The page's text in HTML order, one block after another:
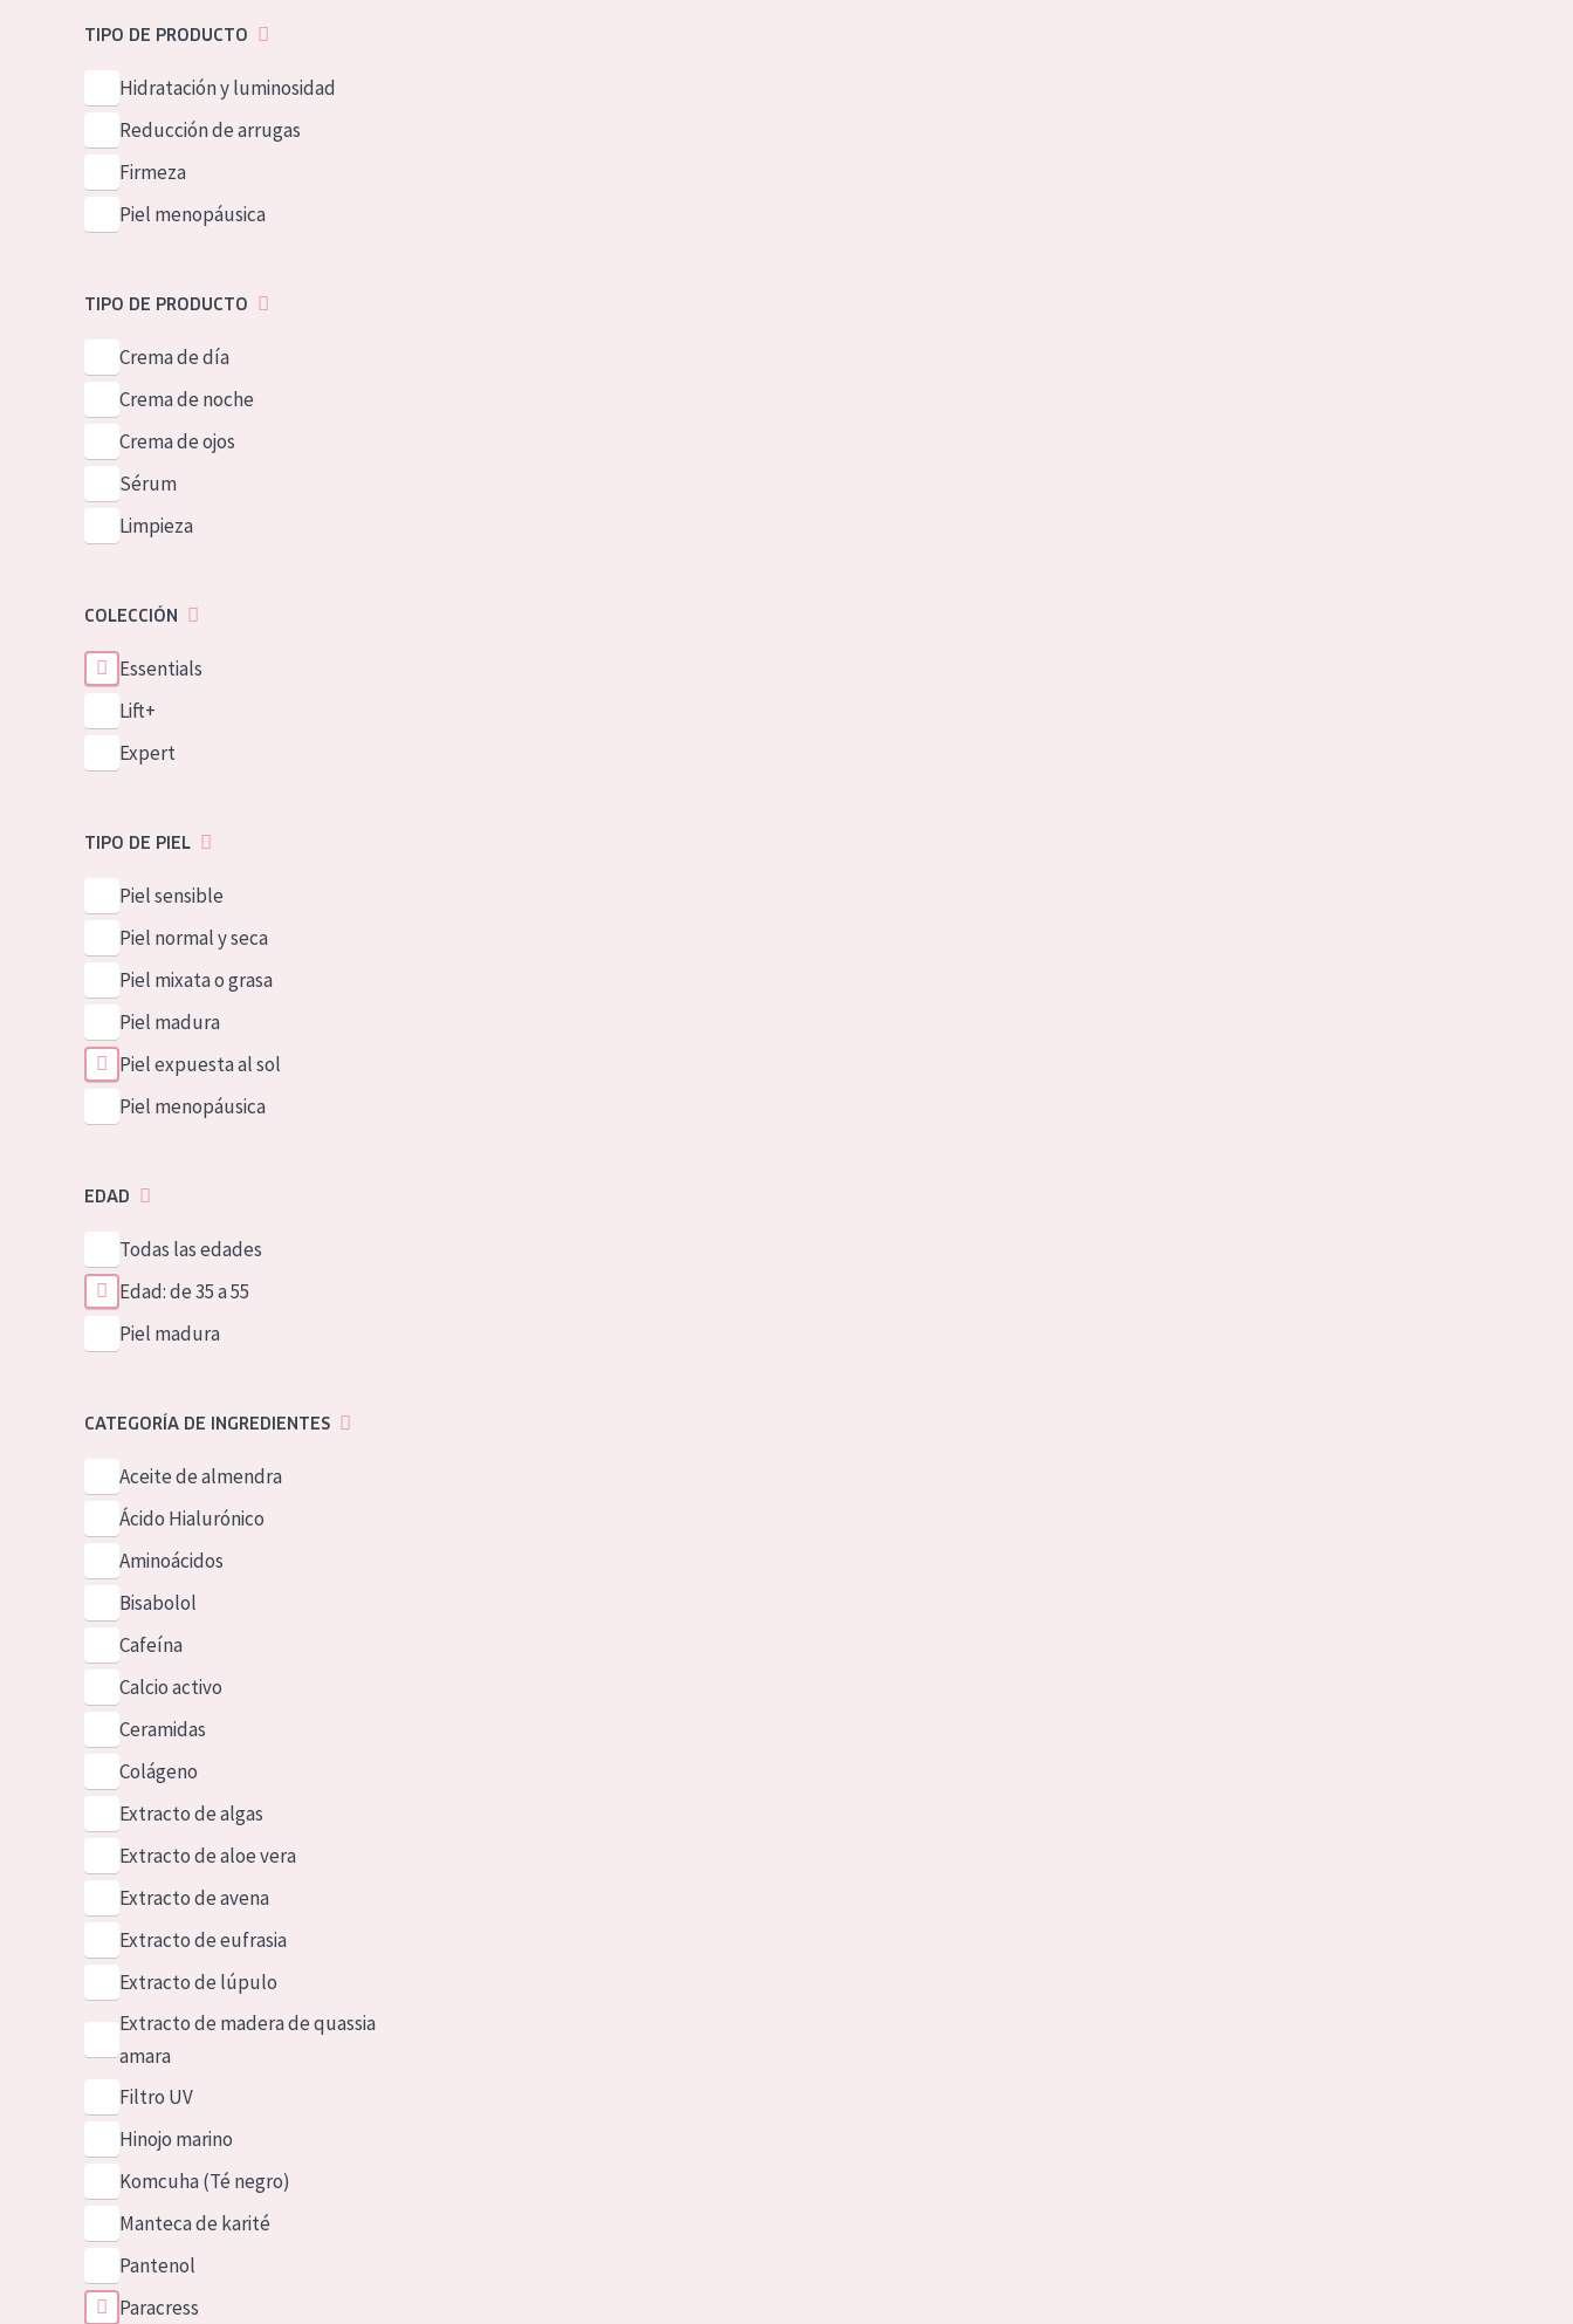
GermanTIPO DE PRODUCTO
Hidratación y luminosidad
Reducción de arrugas
Firmeza
Piel menopáusica
TIPO DE PRODUCTO
Crema de día
Crema de noche
Crema de ojos
Sérum
Limpieza
COLECCIÓN
Essentials
Lift+
Expert
TIPO DE PIEL
Piel sensible
Piel normal y seca
Piel mixata o grasa
Piel madura
Piel expuesta al sol
Piel menopáusica
EDAD
Todas las edades
Edad: de 35 a 55
Piel madura
CATEGORÍA DE INGREDIENTES
Aceite de almendra
Ácido Hialurónico
Aminoácidos
Bisabolol
Cafeína
Calcio activo
Ceramidas
Colágeno
Extracto de algas
Extracto de aloe vera
Extracto de avena
Extracto de eufrasia
Extracto de lúpulo
Extracto de madera de quassia
amara
Filtro UV
Hinojo marino
Komcuha (Té negro)
Manteca de karité
Pantenol
Paracress